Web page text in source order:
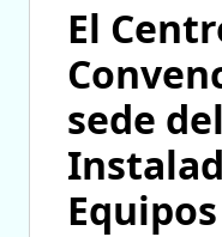
El
sede